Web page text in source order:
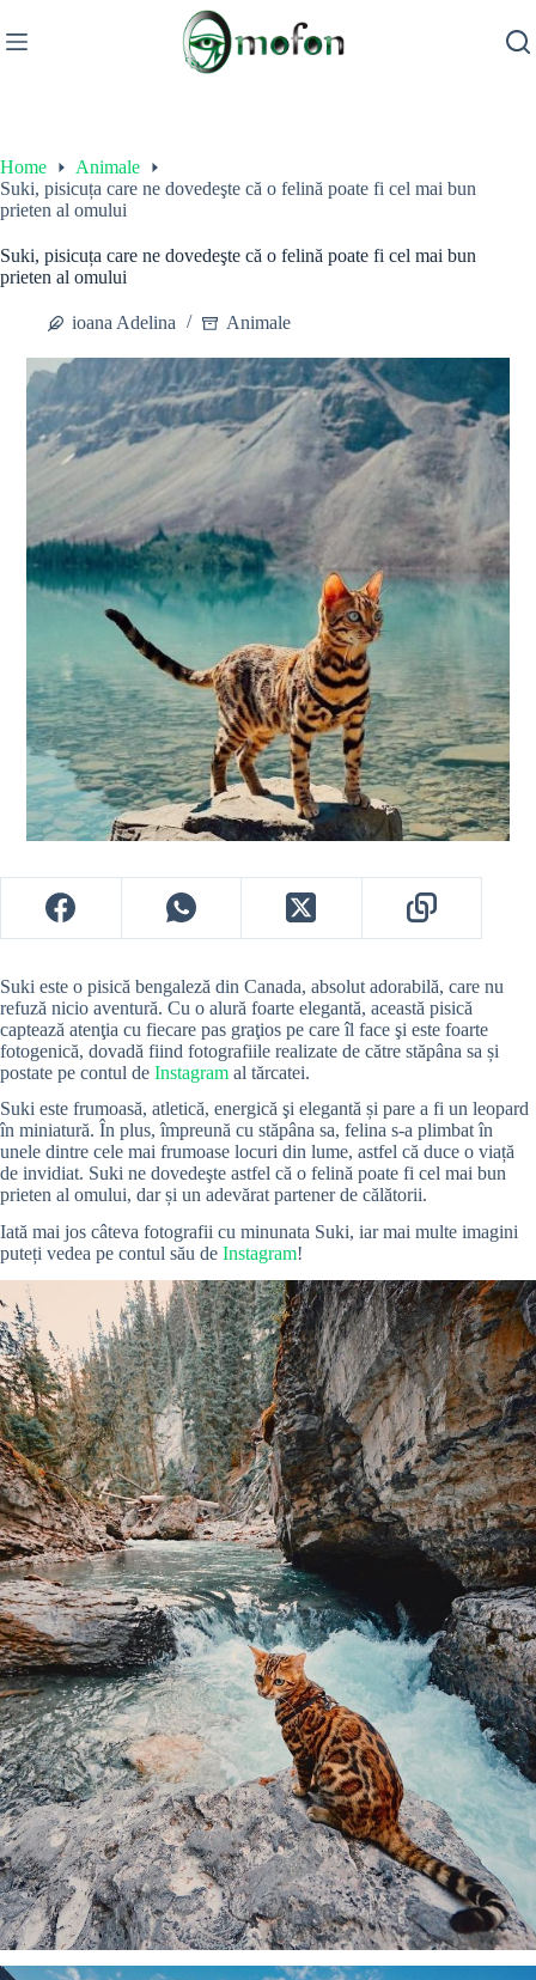
to
content
Home
Animale
Suki, pisicuța care ne dovedeşte că o felină poate fi cel mai bun
prieten al omului
Suki, pisicuța care ne dovedeşte că o felină poate fi cel mai bun
prieten al omului
ioana Adelina Animale
Suki este o pisică bengaleză din Canada, absolut adorabilă, care nu
refuză nicio aventură. Cu o alură foarte elegantă, această pisică
captează atenţia cu fiecare pas graţios pe care îl face şi este foarte
fotogenică, dovadă fiind fotografiile realizate de către stăpâna sa și
postate pe contul de Instagram al tărcatei.
Suki este frumoasă, atletică, energică şi elegantă și pare a fi un leopard
în miniatură. În plus, împreună cu stăpâna sa, felina s-a plimbat în
unele dintre cele mai frumoase locuri din lume, astfel că duce o viață
de invidiat. Suki ne dovedeşte astfel că o felină poate fi cel mai bun
prieten al omului, dar și un adevărat partener de călătorii.
Iată mai jos câteva fotografii cu minunata Suki, iar mai multe imagini
puteți vedea pe contul său de Instagram!